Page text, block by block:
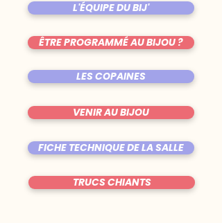
L'ÉQUIPE DU BIJ'
ÊTRE PROGRAMMÉ AU BIJOU ?
LES COPAINES
VENIR AU BIJOU
FICHE TECHNIQUE DE LA SALLE
TRUCS CHIANTS